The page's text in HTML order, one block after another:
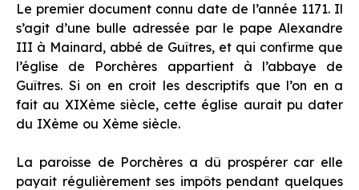
Le premier document connu date de l’année 1171. Il
s’agit d’une bulle adressée par le pape Alexandre
III à Mainard, abbé de Guîtres, et qui confirme que
l’église de Porchères appartient à l’abbaye de
Guîtres. Si on en croit les descriptifs que l’on en a
fait au XIXème siècle, cette église aurait pu dater
du IXème ou Xème siècle.
La paroisse de Porchères a dû prospérer car elle
payait régulièrement ses impôts pendant quelques